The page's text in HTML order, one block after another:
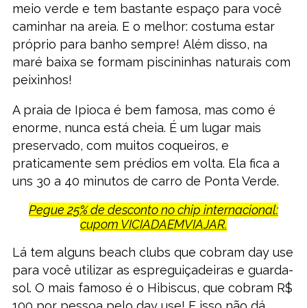
meio verde e tem bastante espaço para você
caminhar na areia. E o melhor: costuma estar
próprio para banho sempre! Além disso, na
maré baixa se formam piscininhas naturais com
peixinhos!
A praia de Ipioca é bem famosa, mas como é
enorme, nunca está cheia. É um lugar mais
preservado, com muitos coqueiros, e
praticamente sem prédios em volta. Ela fica a
uns 30 a 40 minutos de carro de Ponta Verde.
Pegue 25% de desconto no chip internacional:
cupom VICIADAEMVIAJAR.
Lá tem alguns beach clubs que cobram day use
para você utilizar as espreguiçadeiras e guarda-
sol. O mais famoso é o Hibiscus, que cobram R$